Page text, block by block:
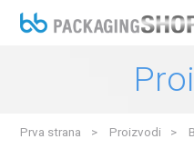
Prva strana Proizvodi